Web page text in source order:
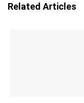
Related Articles